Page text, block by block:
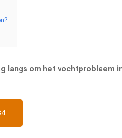
langs om het vochtprobleem